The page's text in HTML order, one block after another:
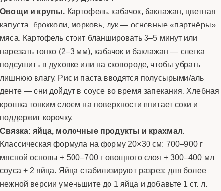
Овощи и крупы. Картофель, кабачок, баклажан, цветная
капуста, брокколи, морковь, лук — основные «партнёры»
мяса. Картофель стоит бланшировать 3–5 минут или
нарезать тонко (2–3 мм), кабачок и баклажан — слегка
подсушить в духовке или на сковороде, чтобы убрать
лишнюю влагу. Рис и паста вводятся полусырыми/аль
денте — они дойдут в соусе во время запекания. Хлебная
крошка тонким слоем на поверхности впитает соки и
поддержит корочку.
Связка: яйца, молочные продукты и крахмал.
Классическая формула на форму 20×30 см: 700–900 г
мясной основы + 500–700 г овощного слоя + 300–400 мл
соуса + 2 яйца. Яйца стабилизируют разрез; для более
нежной версии уменьшите до 1 яйца и добавьте 1 ст. л.